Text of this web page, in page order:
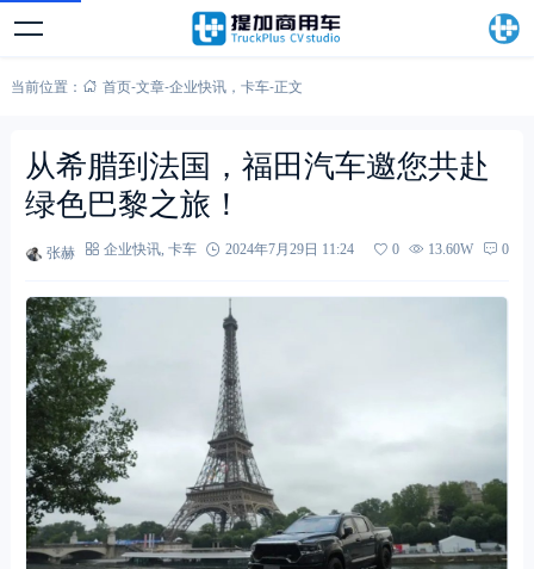
当前位置： 首页-文章-企业快讯， 卡车-正文
从希腊到法国，福田汽车邀您共赴
绿色巴黎之旅！
张赫 企业快讯, 卡车 2024年7月29日 11:24 0 13.60W 0